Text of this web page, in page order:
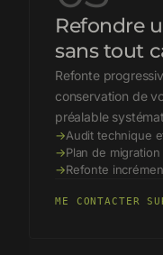
Refondre
sans tout
Refonte
conservation de
préalable
→Audit technique
→Plan de
→Refonte
ME CONTACTER